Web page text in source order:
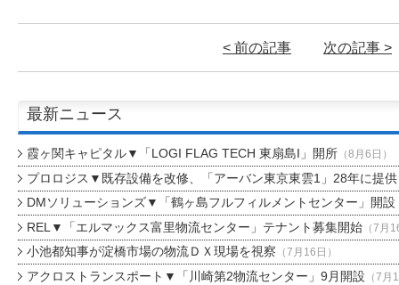
< 前の記事 次の記事 >
最新ニュース
霞ヶ関キャピタル▼「LOGI FLAG TECH 東扇島I」開所（8月6日）
プロロジス▼既存設備を改修、「アーバン東京東雲1」28年に提供
DMソリューションズ▼「鶴ヶ島フルフィルメントセンター」開設
REL▼「エルマックス富里物流センター」テナント募集開始（7月
小池都知事が淀橋市場の物流ＤＸ現場を視察 （7月16日）
アクロストランスポート▼「川崎第2物流センター」9月開設 （7月